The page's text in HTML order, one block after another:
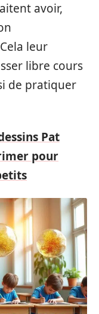
avoir,
leur
libre cours
de pratiquer
Pat
pour